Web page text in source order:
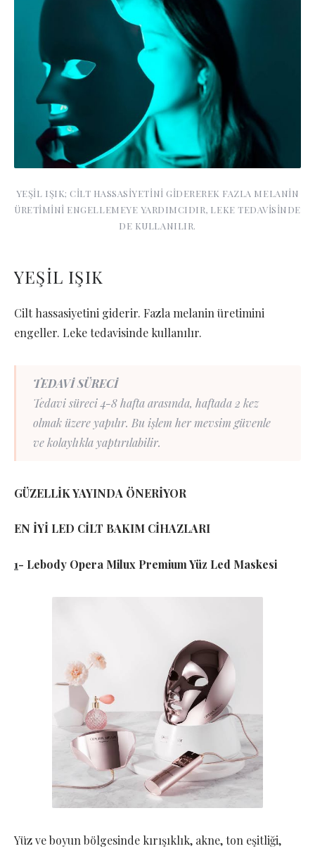
YEŞİL IŞIK; CİLT HASSASİYETİNİ GİDEREREK FAZLA MELANİN
ÜRETİMİNİ ENGELLEMEYE YARDIMCIDIR, LEKE TEDAVİSİNDE
DE KULLANILIR.
YEŞİL IŞIK
Cilt hassasiyetini giderir. Fazla melanin üretimini
engeller. Leke tedavisinde kullanılır.
TEDAVİ SÜRECİ
Tedavi süreci 4-8 hafta arasında, haftada 2 kez
olmak üzere yapılır. Bu işlem her mevsim güvenle
ve kolaylıkla yaptırılabilir.
GÜZELLİK YAYINDA ÖNERİYOR
EN İYİ LED CİLT BAKIM CİHAZLARI
1- Lebody Opera Milux Premium Yüz Led Maskesi
Yüz ve boyun bölgesinde kırışıklık, akne, ton eşitliği,